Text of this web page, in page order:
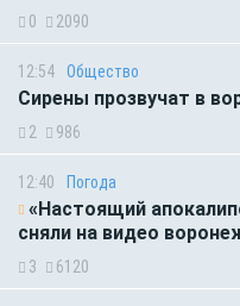
0 2090
12:54 Общество
Сирены прозвучат в
2 986
12:40 Погода
«Настоящий
сняли на видео
3 6120